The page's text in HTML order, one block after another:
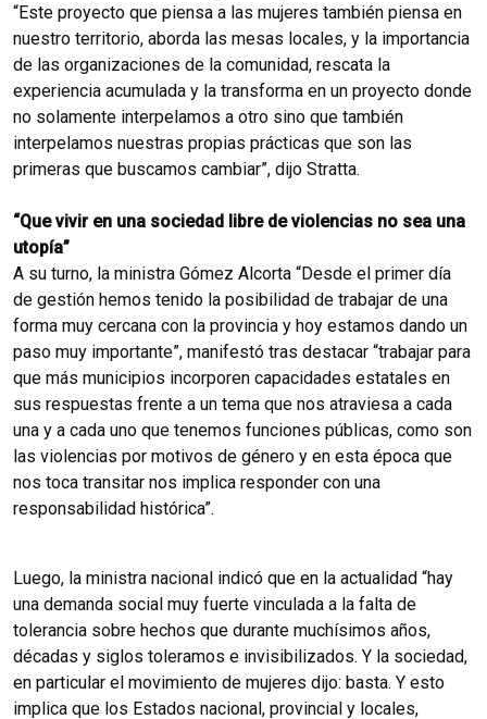
“Este proyecto que piensa a las mujeres también piensa en
nuestro territorio, aborda las mesas locales, y la importancia
de las organizaciones de la comunidad, rescata la
experiencia acumulada y la transforma en un proyecto donde
no solamente interpelamos a otro sino que también
interpelamos nuestras propias prácticas que son las
primeras que buscamos cambiar”, dijo Stratta.
“Que vivir en una sociedad libre de violencias no sea una
utopía”
A su turno, la ministra Gómez Alcorta “Desde el primer día
de gestión hemos tenido la posibilidad de trabajar de una
forma muy cercana con la provincia y hoy estamos dando un
paso muy importante”, manifestó tras destacar “trabajar para
que más municipios incorporen capacidades estatales en
sus respuestas frente a un tema que nos atraviesa a cada
una y a cada uno que tenemos funciones públicas, como son
las violencias por motivos de género y en esta época que
nos toca transitar nos implica responder con una
responsabilidad histórica”.
Luego, la ministra nacional indicó que en la actualidad “hay
una demanda social muy fuerte vinculada a la falta de
tolerancia sobre hechos que durante muchísimos años,
décadas y siglos toleramos e invisibilizados. Y la sociedad,
en particular el movimiento de mujeres dijo: basta. Y esto
implica que los Estados nacional, provincial y locales,